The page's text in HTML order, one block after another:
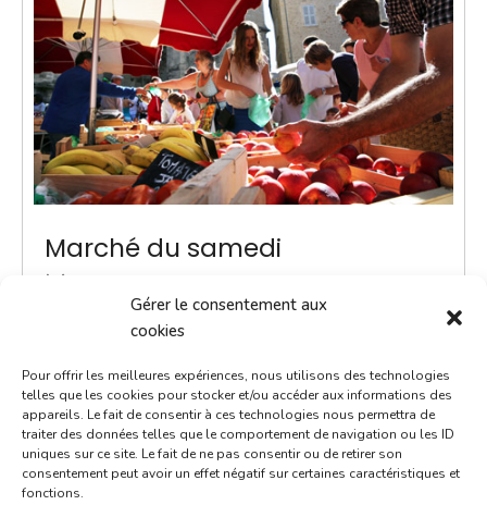
Gérer le consentement aux
cookies
Pour offrir les meilleures expériences, nous utilisons des technologies
telles que les cookies pour stocker et/ou accéder aux informations des
appareils. Le fait de consentir à ces technologies nous permettra de
traiter des données telles que le comportement de navigation ou les ID
uniques sur ce site. Le fait de ne pas consentir ou de retirer son
consentement peut avoir un effet négatif sur certaines caractéristiques et
fonctions.
Marché du samedi
9h00 - 12h00
Marchés
Instauré en 2020, le marché du samedi est le
rendez-vous incontournable du week-end. Voilà un